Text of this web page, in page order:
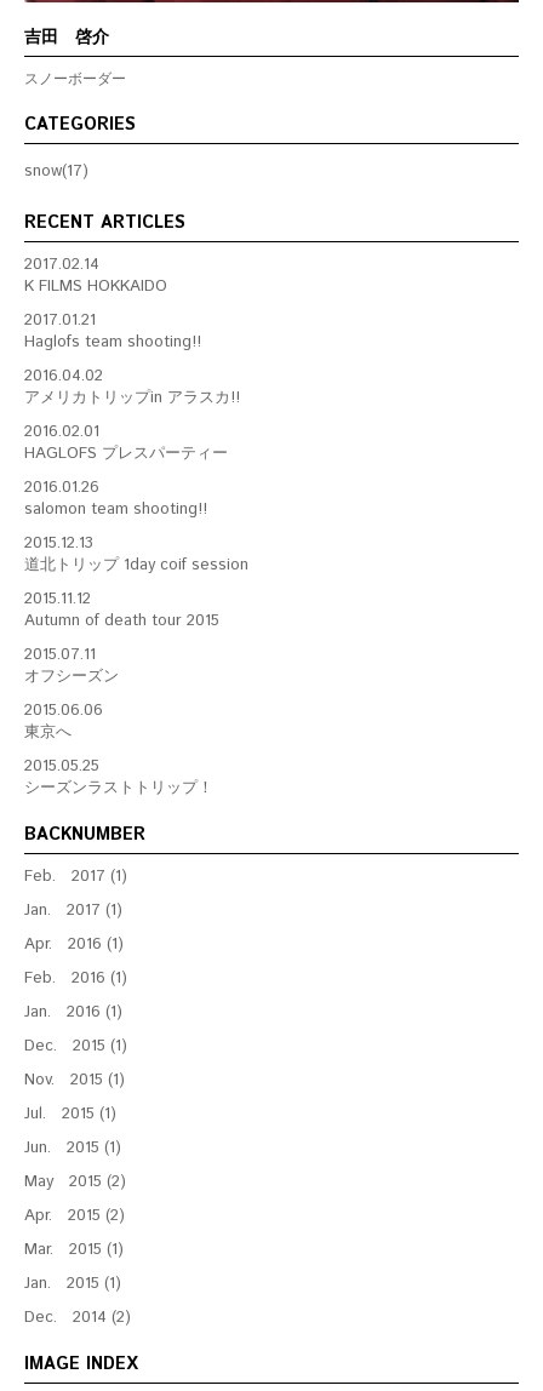
吉田 啓介
スノーボーダー
CATEGORIES
snow(17)
RECENT ARTICLES
2017.02.14
K FILMS HOKKAIDO
2017.01.21
Haglofs team shooting!!
2016.04.02
アメリカトリップin アラスカ!!
2016.02.01
HAGLOFS プレスパーティー
2016.01.26
salomon team shooting!!
2015.12.13
道北トリップ 1day coif session
2015.11.12
Autumn of death tour 2015
2015.07.11
オフシーズン
2015.06.06
東京へ
2015.05.25
シーズンラストトリップ！
BACKNUMBER
Feb. 2017 (1)
Jan. 2017 (1)
Apr. 2016 (1)
Feb. 2016 (1)
Jan. 2016 (1)
Dec. 2015 (1)
Nov. 2015 (1)
Jul. 2015 (1)
Jun. 2015 (1)
May 2015 (2)
Apr. 2015 (2)
Mar. 2015 (1)
Jan. 2015 (1)
Dec. 2014 (2)
IMAGE INDEX